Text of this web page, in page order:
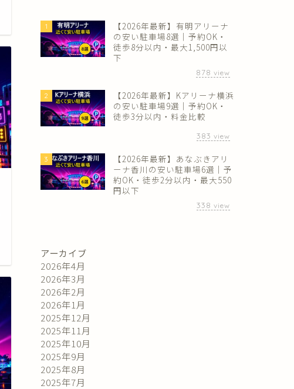
1
【2026年最新】有明アリーナ
の安い駐車場8選｜予約OK・
徒歩8分以内・最大1,500円以
下
878 view
2
【2026年最新】Kアリーナ横浜
の安い駐車場9選｜予約OK・
徒歩3分以内・料金比較
383 view
3
【2026年最新】あなぶきアリ
ーナ香川の安い駐車場6選｜予
約OK・徒歩2分以内・最大550
円以下
338 view
アーカイブ
2026年4月
2026年3月
2026年2月
2026年1月
2025年12月
2025年11月
2025年10月
2025年9月
2025年8月
2025年7月